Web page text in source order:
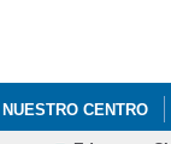
NUESTRO CENTRO